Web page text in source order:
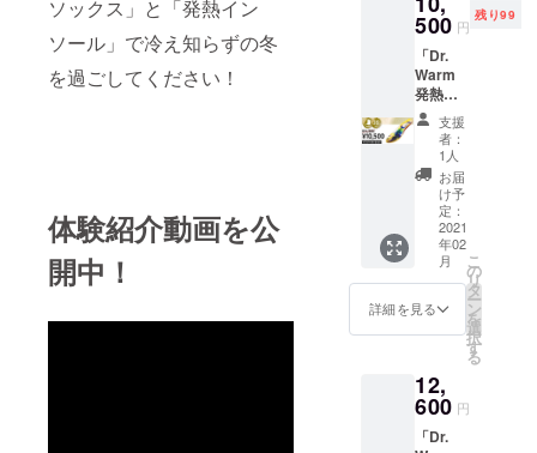
ソックス」と「発熱イン
ソール」で冷え知らずの冬
を過ごしてください！
体験紹介動画を公
開中！
500 円
残り99
「Dr.
Warm
発熱イ
ンソー
ル」を
お得に
手に入
れる
チャン
ス！
【リ
ターン
内容】
「Dr.
Warm
発熱イ
ル」×1
※サイズ
をS〜
XLの中
支援
者：
1人
お届
け予
定：
2021
年02
月
詳細を見る
こ
の
リ
タ
ー
ン
を
選
択
す
る
12,
600 円
「Dr.